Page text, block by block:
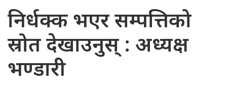
निर्धक्क भएर सम्पत्तिको
स्रोत देखाउनुस् : अध्यक्ष
भण्डारी